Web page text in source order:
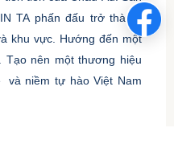
TA phấn đấu trở thành.
khu vực. Hướng đến một
Tạo nên một thương hiệu
và niềm tự hào Việt Nam